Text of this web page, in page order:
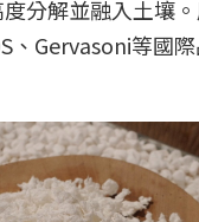
分解並融入土壤
、Gervasoni等國